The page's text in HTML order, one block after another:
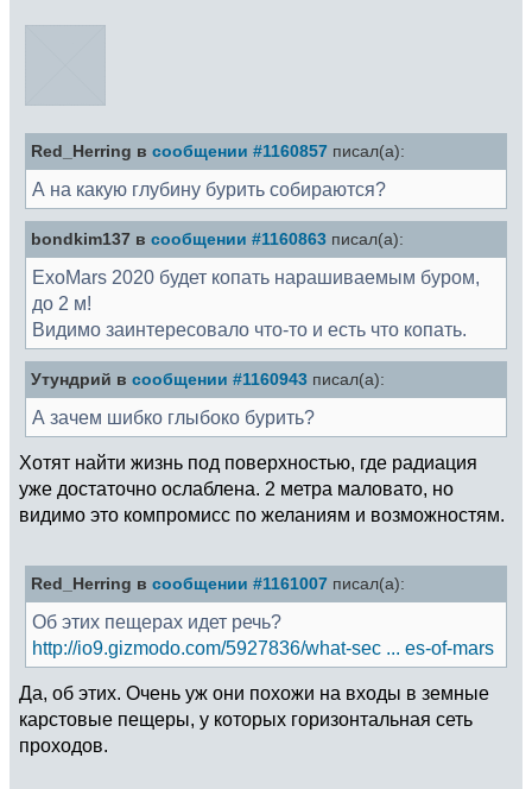
Red_Herring в сообщении #1160857 писал(а):
А на какую глубину бурить собираются?
bondkim137 в сообщении #1160863 писал(а):
ExoMars 2020 будет копать нарашиваемым буром,
до 2 м!
Видимо заинтересовало что-то и есть что копать.
Утундрий в сообщении #1160943 писал(а):
А зачем шибко глыбоко бурить?
Хотят найти жизнь под поверхностью, где радиация
уже достаточно ослаблена. 2 метра маловато, но
видимо это компромисс по желаниям и возможностям.
Red_Herring в сообщении #1161007 писал(а):
Об этих пещерах идет речь?
http://io9.gizmodo.com/5927836/what-sec ... es-of-mars
Да, об этих. Очень уж они похожи на входы в земные
карстовые пещеры, у которых горизонтальная сеть
проходов.